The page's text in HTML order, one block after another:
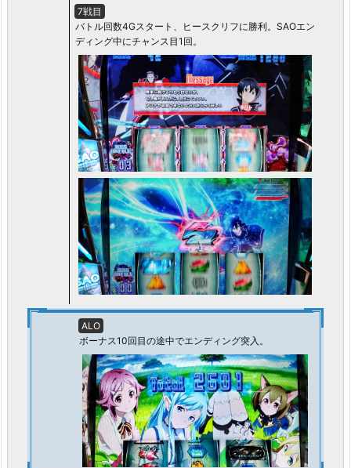
7戦目
バトル回数4Gスタート、ヒースクリフに勝利。SAOエン
ディング中にチャンス目1回。
ALO
ボーナス10回目の途中でエンディング突入。